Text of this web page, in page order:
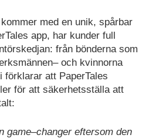
kommer med en unik, spårbar
app, har kunder full
skedjan: från bönderna som
– och kvinnorna
förklarar att PaperTales
er för att säkerhetsställa att
game–changer eftersom den